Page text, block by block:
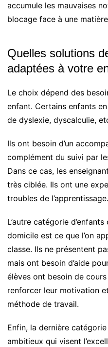
accumule les mauvaises
blocage face à une
Quelles solutions
adaptées à votre
Le choix dépend des
enfant. Certains enfants
de dyslexie, dyscalculie,
Ils ont besoin d’un
complément du suivi par
Dans ce cas, les
très ciblée. Ils ont une
troubles de l’apprentissage.
L’autre catégorie
domicile est ce que l’on
classe. Ils ne présentent
mais ont besoin d’aide
élèves ont besoin de
renforcer leur motivation
méthode de travail.
Enfin, la dernière
ambitieux qui visent